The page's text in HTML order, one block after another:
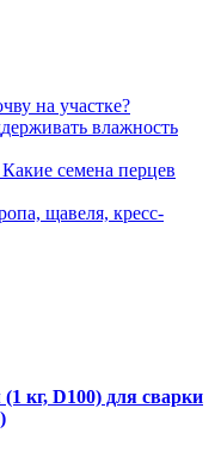
на участке?
влажность
семена перцев
щавеля, кресс-
кг, D100) для сварки